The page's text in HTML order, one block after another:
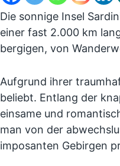
Die sonnige Insel
einer fast 2.000 km
bergigen, von
Aufgrund ihrer
beliebt. Entlang der
einsame und
man von der
imposanten Gebirgen